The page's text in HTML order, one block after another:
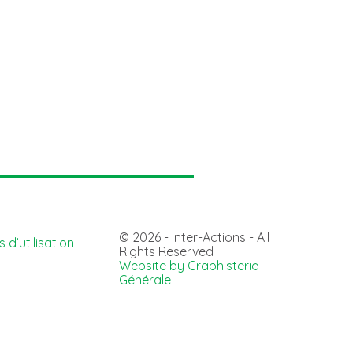
d’utilisation
© 2026 - Inter-Actions - All
Rights Reserved
Website by Graphisterie
Générale